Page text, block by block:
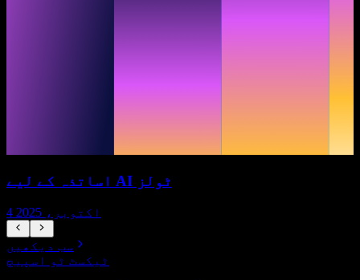
اساتذہ کے لیے AI ٹولز
4 اکتوبر، 2025
سب دیکھیں
ٹیکسٹ ٹو اسپیچ